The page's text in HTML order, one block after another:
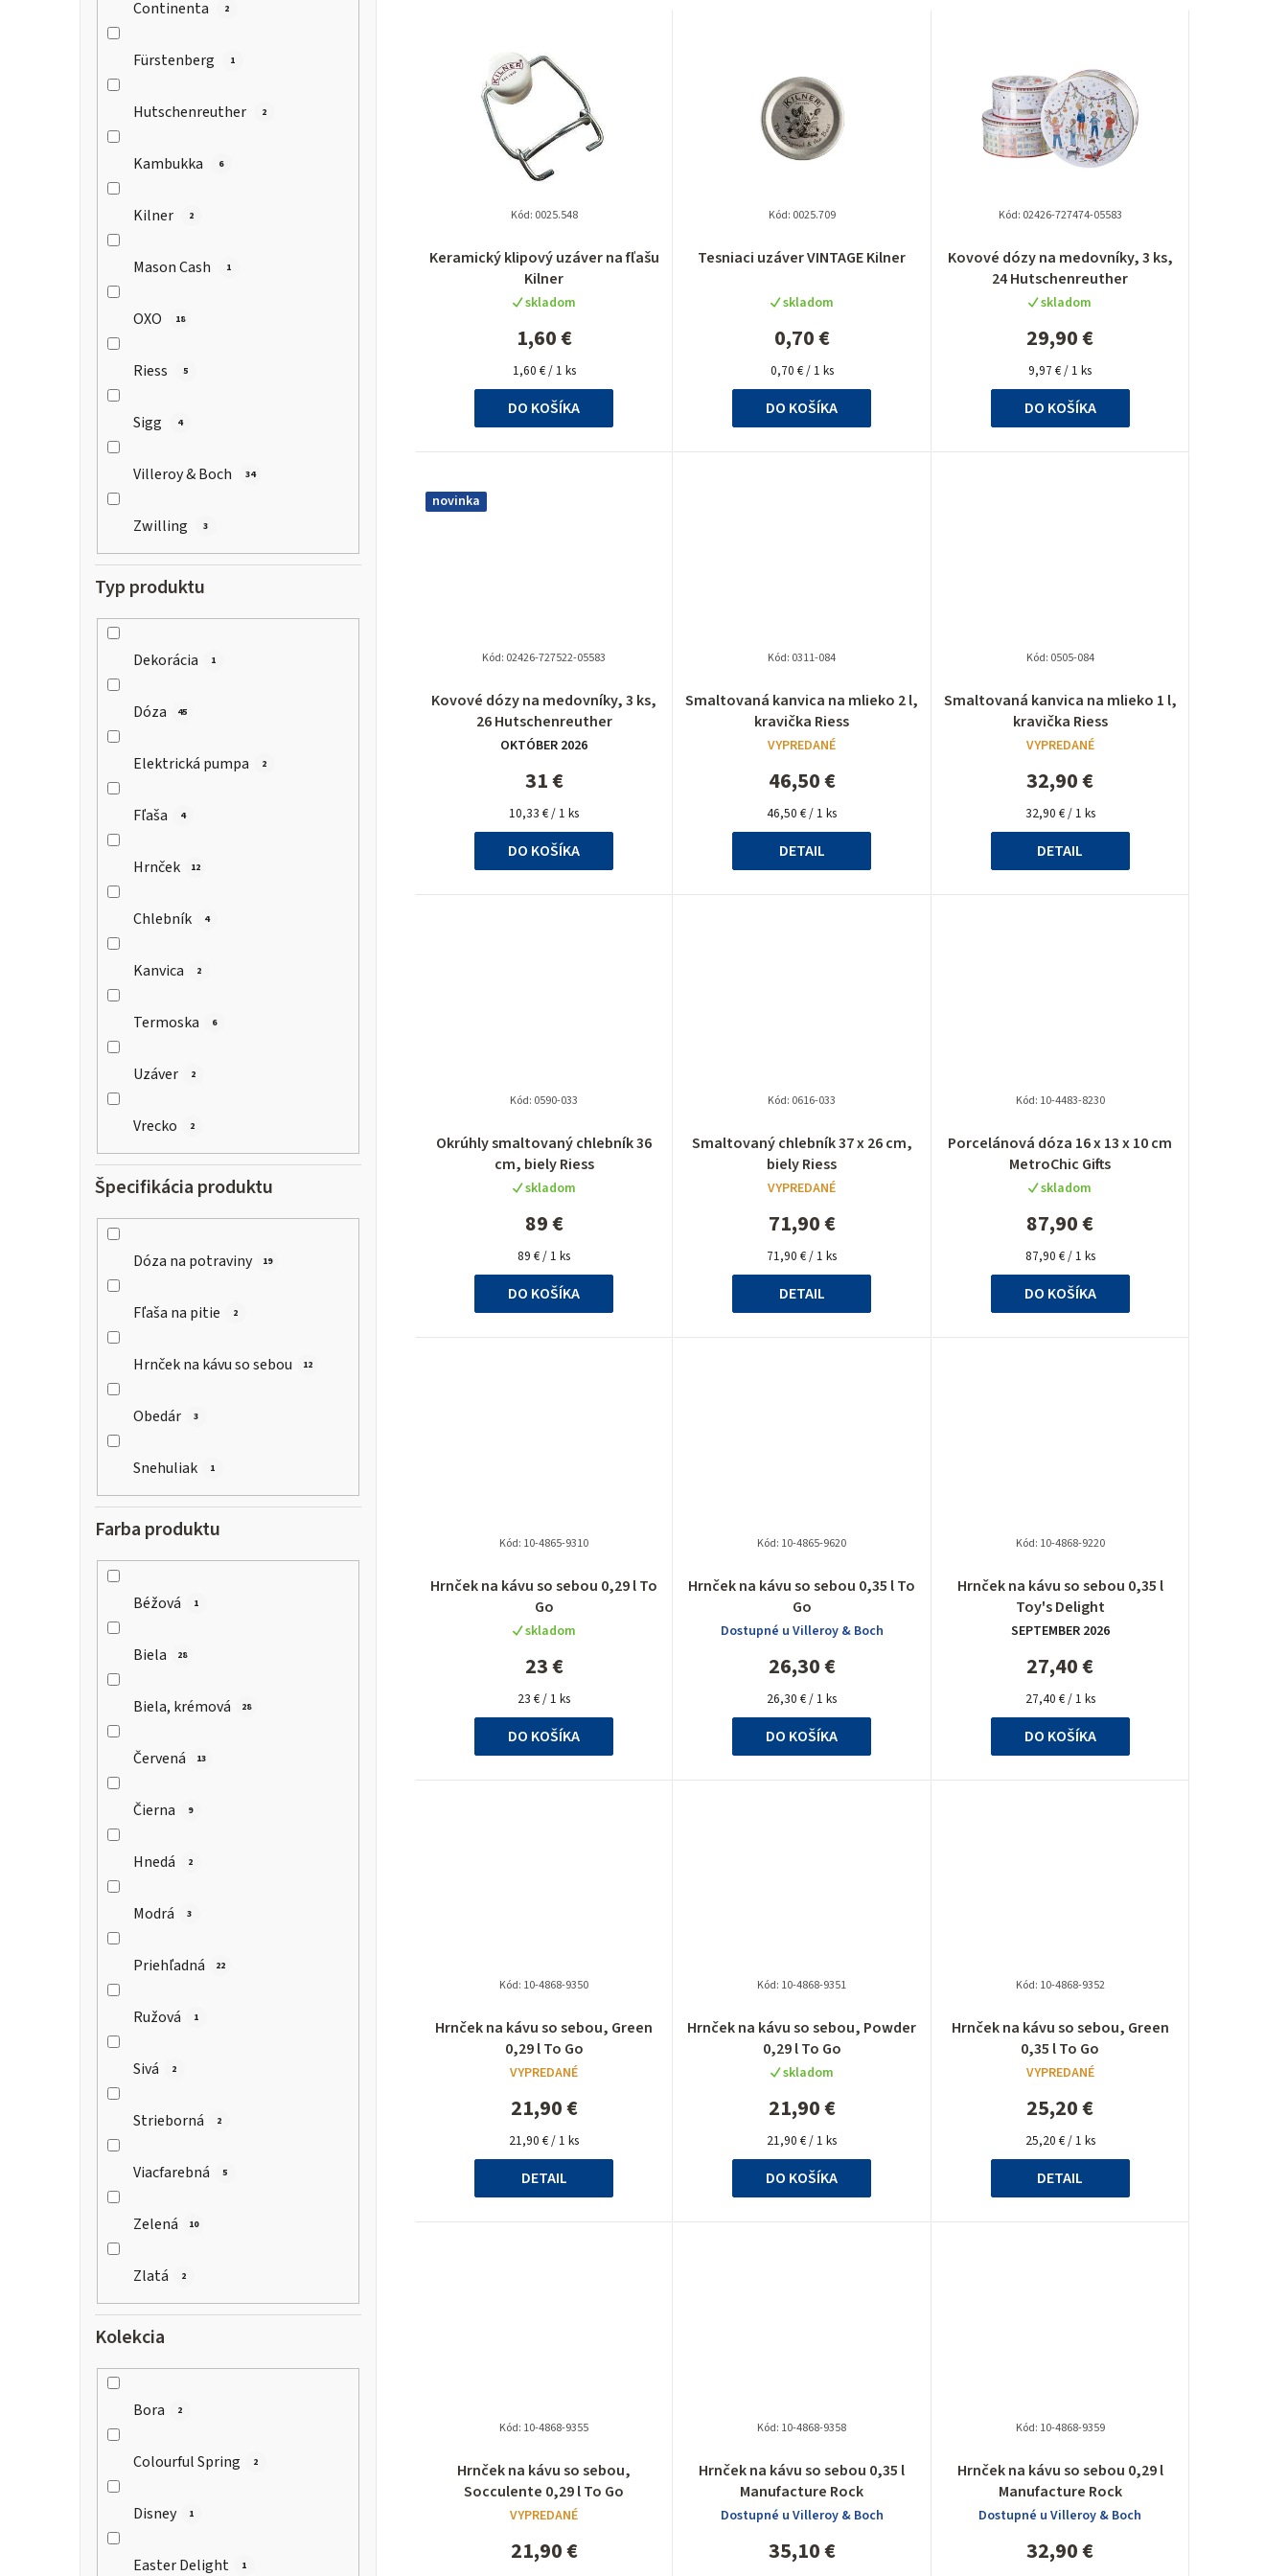
Continenta 2
Fürstenberg 1
Hutschenreuther 2
Kambukka 6
Kilner 2
Mason Cash 1
OXO 18
Riess 5
Sigg 4
Villeroy & Boch 34
Zwilling 3
Typ produktu
Dekorácia 1
Dóza 45
Elektrická pumpa 2
Fľaša 4
Hrnček 12
Chlebník 4
Kanvica 2
Termoska 6
Uzáver 2
Vrecko 2
Špecifikácia produktu
Dóza na potraviny 19
Fľaša na pitie 2
Hrnček na kávu so sebou 12
Obedár 3
Snehuliak 1
Farba produktu
Béžová 1
Biela 28
Biela, krémová 28
Červená 13
Čierna 9
Hnedá 2
Modrá 3
Priehľadná 22
Ružová 1
Sivá 2
Strieborná 2
Viacfarebná 5
Zelená 10
Zlatá 2
Kolekcia
Bora 2
Colourful Spring 2
Disney 1
Easter Delight 1
n
r
t
t
o
v
Keramický klipový uzáver na fľašu
Kilner
hodnotenie
produktu
je
5,0
z
5
hviezdičiek.
skladom
1,60 €
Jednotková
cena:
1,60 € / 1 ks
DO KOŠÍKA
Kód: 0025.548
Tesniaci uzáver VINTAGE Kilner
skladom
0,70 €
Jednotková
cena:
0,70 € / 1 ks
DO KOŠÍKA
Kód: 0025.709
Kovové dózy na medovníky, 3 ks,
24 Hutschenreuther
skladom
29,90 €
Jednotková
cena:
9,97 € / 1 ks
DO KOŠÍKA
Kód: 02426-727474-05583
novinka
Kovové dózy na medovníky, 3 ks,
26 Hutschenreuther
OKTÓBER 2026
31 €
Jednotková
cena:
10,33 € / 1 ks
DO KOŠÍKA
Kód: 02426-727522-05583
Smaltovaná kanvica na mlieko 2 l,
kravička Riess
VYPREDANÉ
46,50 €
Jednotková
cena:
46,50 € / 1 ks
DETAIL
Kód: 0311-084
Smaltovaná kanvica na mlieko 1 l,
kravička Riess
VYPREDANÉ
32,90 €
Jednotková
cena:
32,90 € / 1 ks
DETAIL
Kód: 0505-084
Okrúhly smaltovaný chlebník 36
cm, biely Riess
skladom
89 €
Jednotková
cena:
89 € / 1 ks
DO KOŠÍKA
Kód: 0590-033
Smaltovaný chlebník 37 x 26 cm,
biely Riess
VYPREDANÉ
71,90 €
Jednotková
cena:
71,90 € / 1 ks
DETAIL
Kód: 0616-033
Porcelánová dóza 16 x 13 x 10 cm
MetroChic Gifts
skladom
87,90 €
Jednotková
cena:
87,90 € / 1 ks
DO KOŠÍKA
Kód: 10-4483-8230
Hrnček na kávu so sebou 0,29 l To
Go
skladom
23 €
Jednotková
cena:
23 € / 1 ks
DO KOŠÍKA
Kód: 10-4865-9310
Hrnček na kávu so sebou 0,35 l To
Go
hodnotenie
produktu
je
5,0
z
5
hviezdičiek.
Dostupné u Villeroy & Boch
26,30 €
Jednotková
cena:
26,30 € / 1 ks
DO KOŠÍKA
Kód: 10-4865-9620
Hrnček na kávu so sebou 0,35 l
Toy's Delight
hodnotenie
produktu
je
5,0
z
5
hviezdičiek.
SEPTEMBER 2026
27,40 €
Jednotková
cena:
27,40 € / 1 ks
DO KOŠÍKA
Kód: 10-4868-9220
Hrnček na kávu so sebou, Green
0,29 l To Go
hodnotenie
produktu
je
5,0
z
5
hviezdičiek.
VYPREDANÉ
21,90 €
Jednotková
cena:
21,90 € / 1 ks
DETAIL
Kód: 10-4868-9350
Hrnček na kávu so sebou, Powder
0,29 l To Go
hodnotenie
produktu
je
5,0
z
5
hviezdičiek.
skladom
21,90 €
Jednotková
cena:
21,90 € / 1 ks
DO KOŠÍKA
Kód: 10-4868-9351
Hrnček na kávu so sebou, Green
0,35 l To Go
hodnotenie
produktu
je
5,0
z
5
hviezdičiek.
VYPREDANÉ
25,20 €
Jednotková
cena:
25,20 € / 1 ks
DETAIL
Kód: 10-4868-9352
Hrnček na kávu so sebou,
Socculente 0,29 l To Go
hodnotenie
produktu
je
5,0
z
VYPREDANÉ
21,90 €
Kód: 10-4868-9355
Hrnček na kávu so sebou 0,35 l
Manufacture Rock
hodnotenie
produktu
je
5,0
z
Dostupné u Villeroy & Boch
35,10 €
Kód: 10-4868-9358
Hrnček na kávu so sebou 0,29 l
Manufacture Rock
Dostupné u Villeroy & Boch
32,90 €
Kód: 10-4868-9359